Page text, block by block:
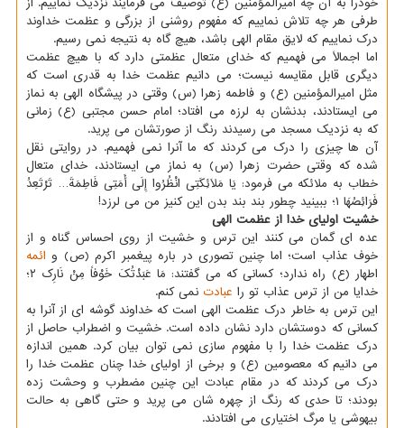
طرفی هر چه تلاش نماییم که مفهوم روشنی از بزرگی و عظمت خداوند
درک نماییم که لایق مقام الهی باشد، هیچ گاه به نتیجه نمی رسیم.
اما اجمالاً می فهمیم که خدای متعال عظمتی دارد که با هیچ عظمت
دیگری قابل مقایسه نیست؛ می دانیم عظمت خدا به قدری است که
مثل امیرالمؤمنین (ع) و فاطمه زهرا (س) وقتی در پیشگاه الهی به نماز
می ایستادند، بدنشان به لرزه می افتاد؛ امام حسن مجتبی (ع) زمانی
که به نزدیک مسجد می رسیدند رنگ از صورتشان می پرید.
آن ها چیزی را درک می کردند که ما آنرا نمی فهمیم. در روایتی نقل
شده که وقتی حضرت زهرا (س) به نماز می ایستادند، خدای متعال
خطاب به ملائکه می فرمود: یَا مَلَائِکَتِی انْظُرُوا إِلَی أَمَتِی فَاطِمَةَ… تَرْتَعِدُ
فَرَائِصُهَا ۱؛ ببینید چطور بند بند بدن این کنیز من می لرزد!
خشیت اولیای خدا از عظمت الهی
عده ای گمان می کنند این ترس و خشیت از روی احساس گناه و از
خوف عذاب است؛ اما چنین تصوری در باره پیغمبر اکرم (ص) و ائمه
اطهار (ع) راه ندارد؛ کسانی که می گفتند: مَا عَبَدْتُکَ خَوْفاً مِنْ نَارِک ۲؛
خدایا من از ترس عذاب تو را عبادت نمی کنم.
این ترس به خاطر درک عظمت الهی است که خداوند گوشه ای از آنرا به
کسانی که دوستشان دارد نشان داده است. خشیت و اضطراب حاصل از
درک عظمت خدا را با مفهوم سازی نمی توان بیان کرد. همین اندازه
می دانیم که معصومین (ع) و برخی از اولیای خدا چنان عظمت خدا را
درک می کردند که در مقام عبادت این چنین مضطرب و وحشت زده
بودند؛ تا حدی که رنگ از چهره شان می پرید و حتی گاهی به حالت
بیهوشی یا مرگ اختیاری می افتادند.